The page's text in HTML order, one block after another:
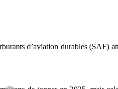
d’aviation durables